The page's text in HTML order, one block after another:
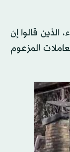
الذين قالوا إن
من المعاملات المزعوم